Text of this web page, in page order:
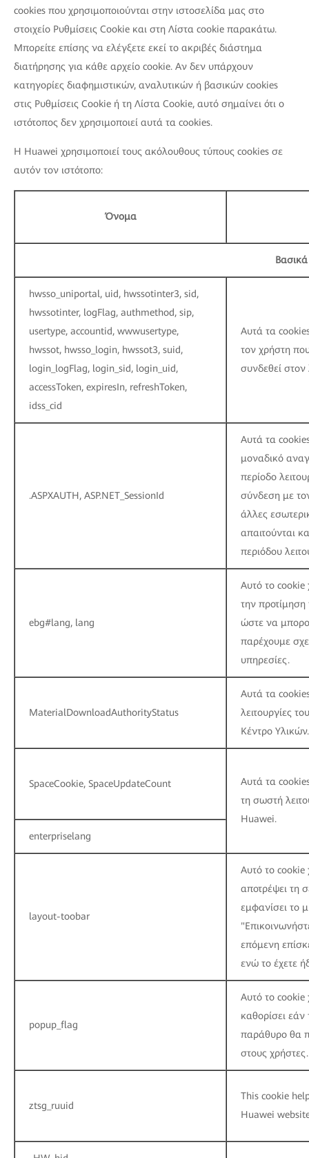
cookies που χρησιμοποιούνται στην ιστοσελίδα μας στο
στοιχείο Ρυθμίσεις Cookie και στη Λίστα cookie παρακάτω.
Μπορείτε επίσης να ελέγξετε εκεί το ακριβές διάστημα
διατήρησης για κάθε αρχείο cookie. Αν δεν υπάρχουν
κατηγορίες διαφημιστικών, αναλυτικών ή βασικών cookies
στις Ρυθμίσεις Cookie ή τη Λίστα Cookie, αυτό σημαίνει ότι ο
ιστότοπος δεν χρησιμοποιεί αυτά τα cookies.
Η Huawei χρησιμοποιεί τους ακόλουθους τύπους cookies σε
αυτόν τον ιστότοπο:
Όνομα
hwsso_uniportal, uid, hwssotinter3, sid,
hwssotinter, logFlag, authmethod, sip,
usertype, accountid, wwwusertype,
hwssot, hwsso_login, hwssot3, suid,
login_logFlag, login_sid, login_uid,
accessToken, expiresIn, refreshToken,
idss_cid
Αυτά τα
τον χρήστη
συνδεθεί
.ASPXAUTH, ASP.NET_SessionId
Αυτά τα
μοναδικό
περίοδο
σύνδεση με
άλλες
απαιτούνται
περιόδου
ebg#lang, lang
Αυτό το cookie
την
ώστε να
παρέχουμε
υπηρεσίες.
MaterialDownloadAuthorityStatus
Αυτά τα
λειτουργίες
Κέντρο Υλικών.
SpaceCookie, SpaceUpdateCount
Αυτά τα
τη σωστή
Huawei.
enterpriselang
layout-toobar
Αυτό το cookie
αποτρέψει τη
εμφανίσει το
επόμενη
ενώ το έχετε
popup_flag
Αυτό το cookie
καθορίσει
παράθυρο θα
στους χρήστες.
ztsg_ruuid
This cookie
Huawei